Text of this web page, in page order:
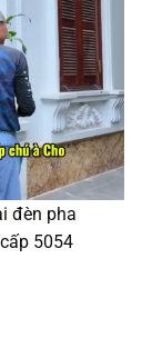
đèn pha
5054